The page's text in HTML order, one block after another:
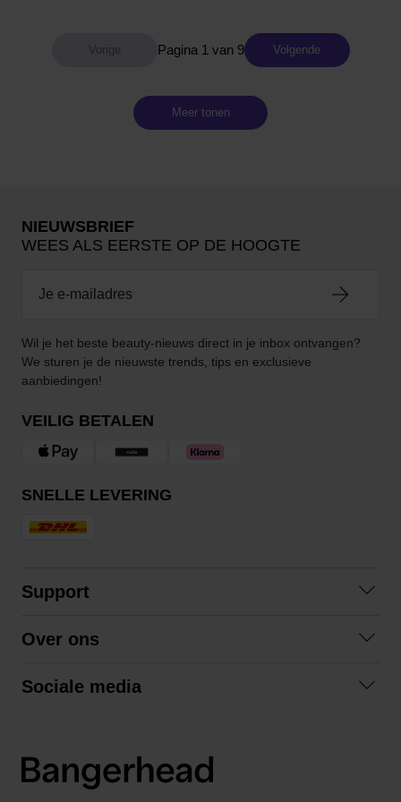
Pagina 1 van 9 Volgende
Meer tonen
NIEUWSBRIEF
WEES ALS EERSTE OP DE HOOGTE
Wil je het beste beauty-nieuws direct in je inbox ontvangen?
We sturen je de nieuwste trends, tips en exclusieve
aanbiedingen!
VEILIG BETALEN
SNELLE LEVERING
Support
Algemene voorwaarden
Over ons
Sociale media
LinkedIn